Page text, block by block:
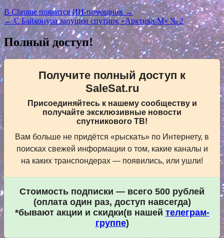
Навигация
по
записям
В Chrome появится ИИ-помощник →
← С Байконура запущен спутник «Арктика-М» № 2
Полный доступ!
Получите полный доступ к
SaleSat.ru
Присоединяйтесь к нашему сообществу и
получайте эксклюзивные новости
спутникового ТВ!
Вам больше не придётся «рыскать» по Интернету, в
поисках свежей информации о том, какие каналы и
на каких транспондерах — появились, или ушли!
Стоимость подписки — всего 500 рублей
(оплата один раз, доступ навсегда)
*бывают акции и скидки(в нашей телеграм-
группе)